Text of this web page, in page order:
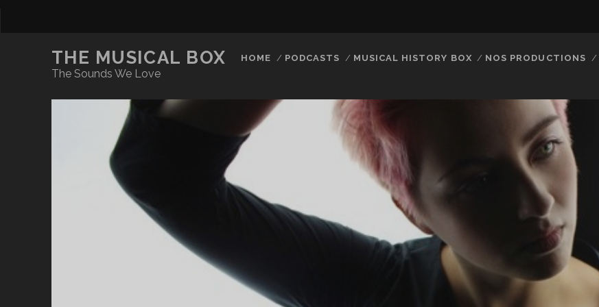
THE MUSICAL BOX
The Sounds We Love
HOME PODCASTS MUSICAL HISTORY BOX NOS PRODUCTIONS